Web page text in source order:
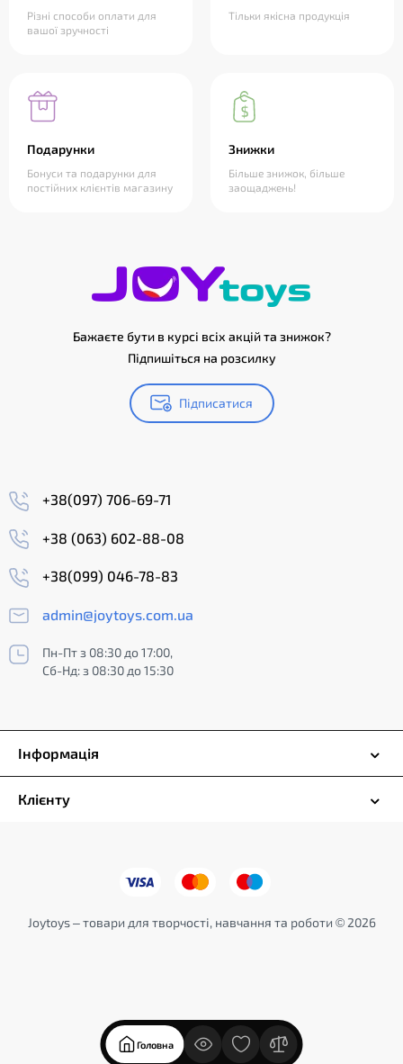
Головна
Різні способи оплати для
вашої зручності
Тільки якісна продукція
Подарунки
Бонуси та подарунки для
постійних клієнтів магазину
Знижки
Більше знижок, більше
заощаджень!
Бажаєте бути в курсі всіх акцій та знижок?
Підпишіться на розсилку
Підписатися
+38(097) 706-69-71
+38 (063) 602-88-08
+38(099) 046-78-83
admin@joytoys.com.ua
Пн-Пт з 08:30 до 17:00,
Сб-Нд: з 08:30 до 15:30
Інформація
Клієнту
Joytoys – товари для творчості, навчання та роботи © 2026